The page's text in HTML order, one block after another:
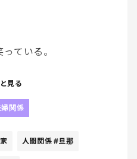
た方には、米俵一俵を
ている。
見る
婦関係
人間関係 #旦那